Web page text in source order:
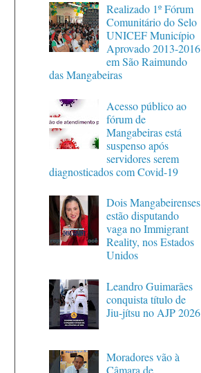
Realizado 1º Fórum
Comunitário do Selo
UNICEF Município
Aprovado 2013-2016
em São Raimundo
das Mangabeiras
Acesso público ao
fórum de
Mangabeiras está
suspenso após
servidores serem
diagnosticados com Covid-19
Dois Mangabeirenses
estão disputando
vaga no Immigrant
Reality, nos Estados
Unidos
Leandro Guimarães
conquista título de
Jiu-jítsu no AJP 2026
Moradores vão à
Câmara de